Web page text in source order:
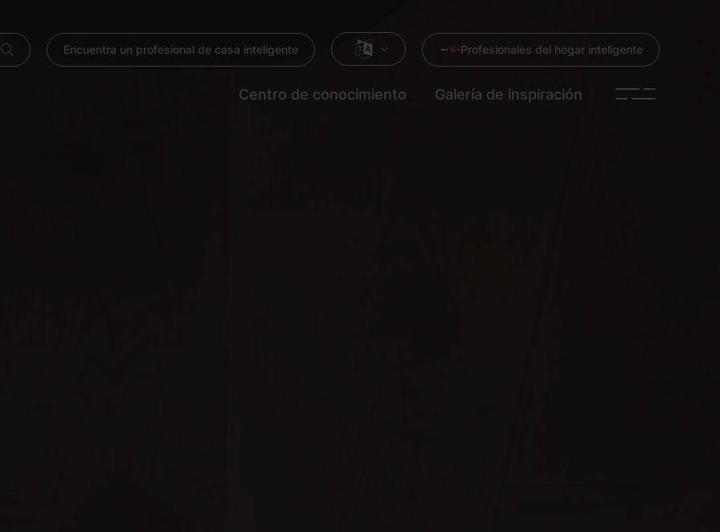
Encuentra un profesional de casa inteligente Profesionales del hogar inteligente
Centro de conocimiento Galería de inspiración